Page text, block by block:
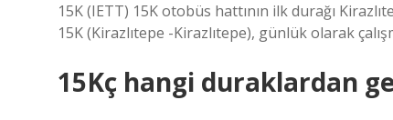
15K (IETT) 15K otobüs hattının ilk durağı
15K (Kirazlıtepe -Kirazlıtepe), günlük olarak
15Kç hangi duraklardan